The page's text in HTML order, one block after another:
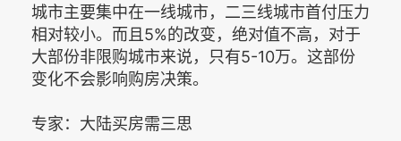
城市主要集中在一线城市，二三线城市首付压力
相对较小。而且5%的改变，绝对值不高，对于
大部份非限购城市来说，只有5-10万。这部份
变化不会影响购房决策。
专家：大陆买房需三思